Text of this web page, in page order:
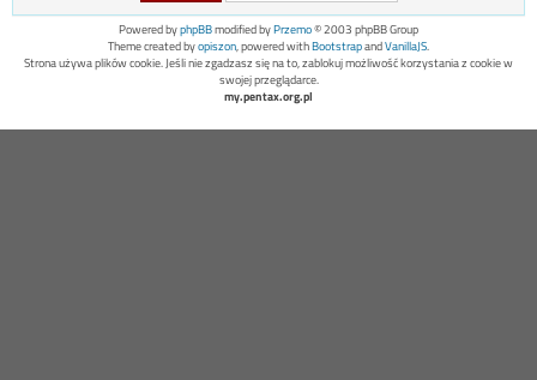
Powered byphpBBmodified byPrzemo© 2003 phpBB Group
Theme created byopiszon, powered withBootstrapandVanillaJS.
Strona używa plików cookie. Jeśli nie zgadzasz się na to, zablokuj możliwość korzystania z cookie w
swojej przeglądarce.
my.pentax.org.pl